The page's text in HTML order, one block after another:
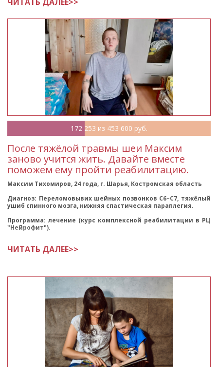
ОКТЯБРЬ 2020
АВГУСТ 2020 ИЮЛЬ 2020
ИЮНЬ 2020 МАЙ 2020
АПРЕЛЬ 2020 МАРТ 2020
ФЕВРАЛЬ 2020 ЯНВАРЬ 2020
2019
ДЕКАБРЬ 2019 НОЯБРЬ 2019
ОКТЯБРЬ 2019 СЕНТЯБРЬ 2019
АВГУСТ 2019 ИЮЛЬ 2019
ИЮНЬ 2019 МАЙ 2019
АПРЕЛЬ 2019 МАРТ 2019
ФЕВРАЛЬ 2019 ЯНВАРЬ 2019
ДЕКАБРЬ 2018
ОКТЯБРЬ 2018
АПРЕЛЬ 2018 МАРТ 2018
ФЕВРАЛЬ 2018
172 253 из 453 600 руб.
После тяжёлой травмы шеи Максим
заново учится жить. Давайте вместе
поможем ему пройти реабилитацию.
Максим Тихомиров, 24 года, г. Шарья, Костромская область
Диагноз: Переломовывих шейных позвонков C6–C7, тяжёлый
ушиб спинного мозга, нижняя спастическая параплегия.
Программа: лечение (курс комплексной реабилитации в РЦ
"Нейрофит").
ЧИТАТЬ ДАЛЕЕ>>